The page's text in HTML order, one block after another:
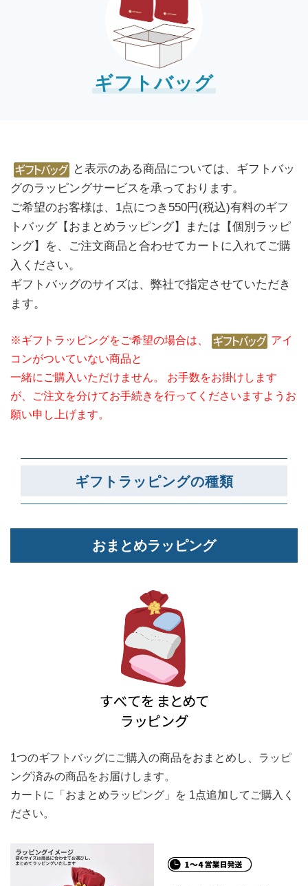
ギフトバッグ
と表示のある商品については、ギフトバッ
グのラッピングサービスを承っております。
ご希望のお客様は、1点につき550円(税込)有料のギフ
トバッグ【おまとめラッピング】または【個別ラッピ
ング】を、
ご注文商品と合わせてカートに入れてご購
入ください。
ギフトバッグのサイズは、弊社で指定させていただき
ます。
※ギフトラッピングをご希望の場合は、
アイ
コンがついていない商品と
一緒にご購入いただけません。
お手数をお掛けします
が、ご注文を分けてお手続きを行ってくださいますようお
願い申し上げます。
ギフトラッピングの種類
おまとめラッピング
1つのギフトバッグにご購入の商品をおまとめし、 ラッピ
ング済みの商品をお届けします。
カートに「おまとめラッピング」を 1点追加してご購入く
ださい。